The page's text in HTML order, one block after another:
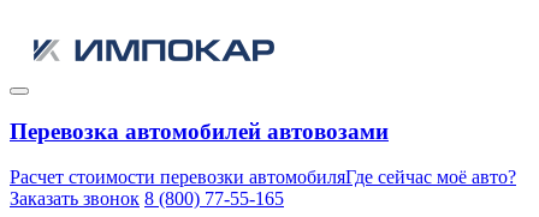
Перевозка автомобилей автовозами
Расчет стоимости перевозки автомобиляГде сейчас моё авто?
Заказать звонок 8 (800) 77-55-165